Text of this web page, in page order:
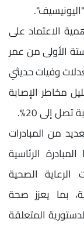
الاعتماد على
الأولى من عمر
وفيات حديثي
إلى جانب تقليل مخاطر الإصابة
إلى 20%.
من المبادرات
الرئاسية
الصحية
بما يعزز صحة
المتعلقة